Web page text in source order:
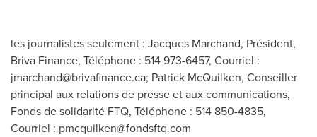
les journalistes seulement : Jacques Marchand, Président,
Briva Finance, Téléphone : 514 973-6457, Courriel :
jmarchand@brivafinance.ca; Patrick McQuilken, Conseiller
principal aux relations de presse et aux communications,
Fonds de solidarité FTQ, Téléphone : 514 850-4835,
Courriel : pmcquilken@fondsftq.com